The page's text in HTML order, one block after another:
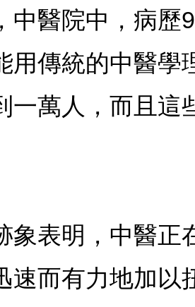
中醫院中，病歷
用傳統的中醫學
一萬人，而且這
表明，中醫正
速而有力地加以